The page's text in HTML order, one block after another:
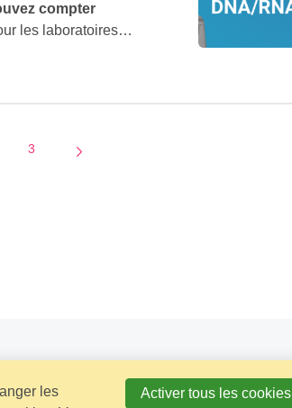
compter
les laboratoires
3
les
Activer tous les cookies